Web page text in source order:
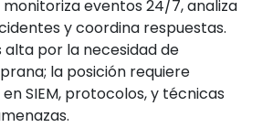
monitoriza eventos 24/7, analiza
y coordina respuestas.
alta por la necesidad de
la posición requiere
SIEM, protocolos, y técnicas